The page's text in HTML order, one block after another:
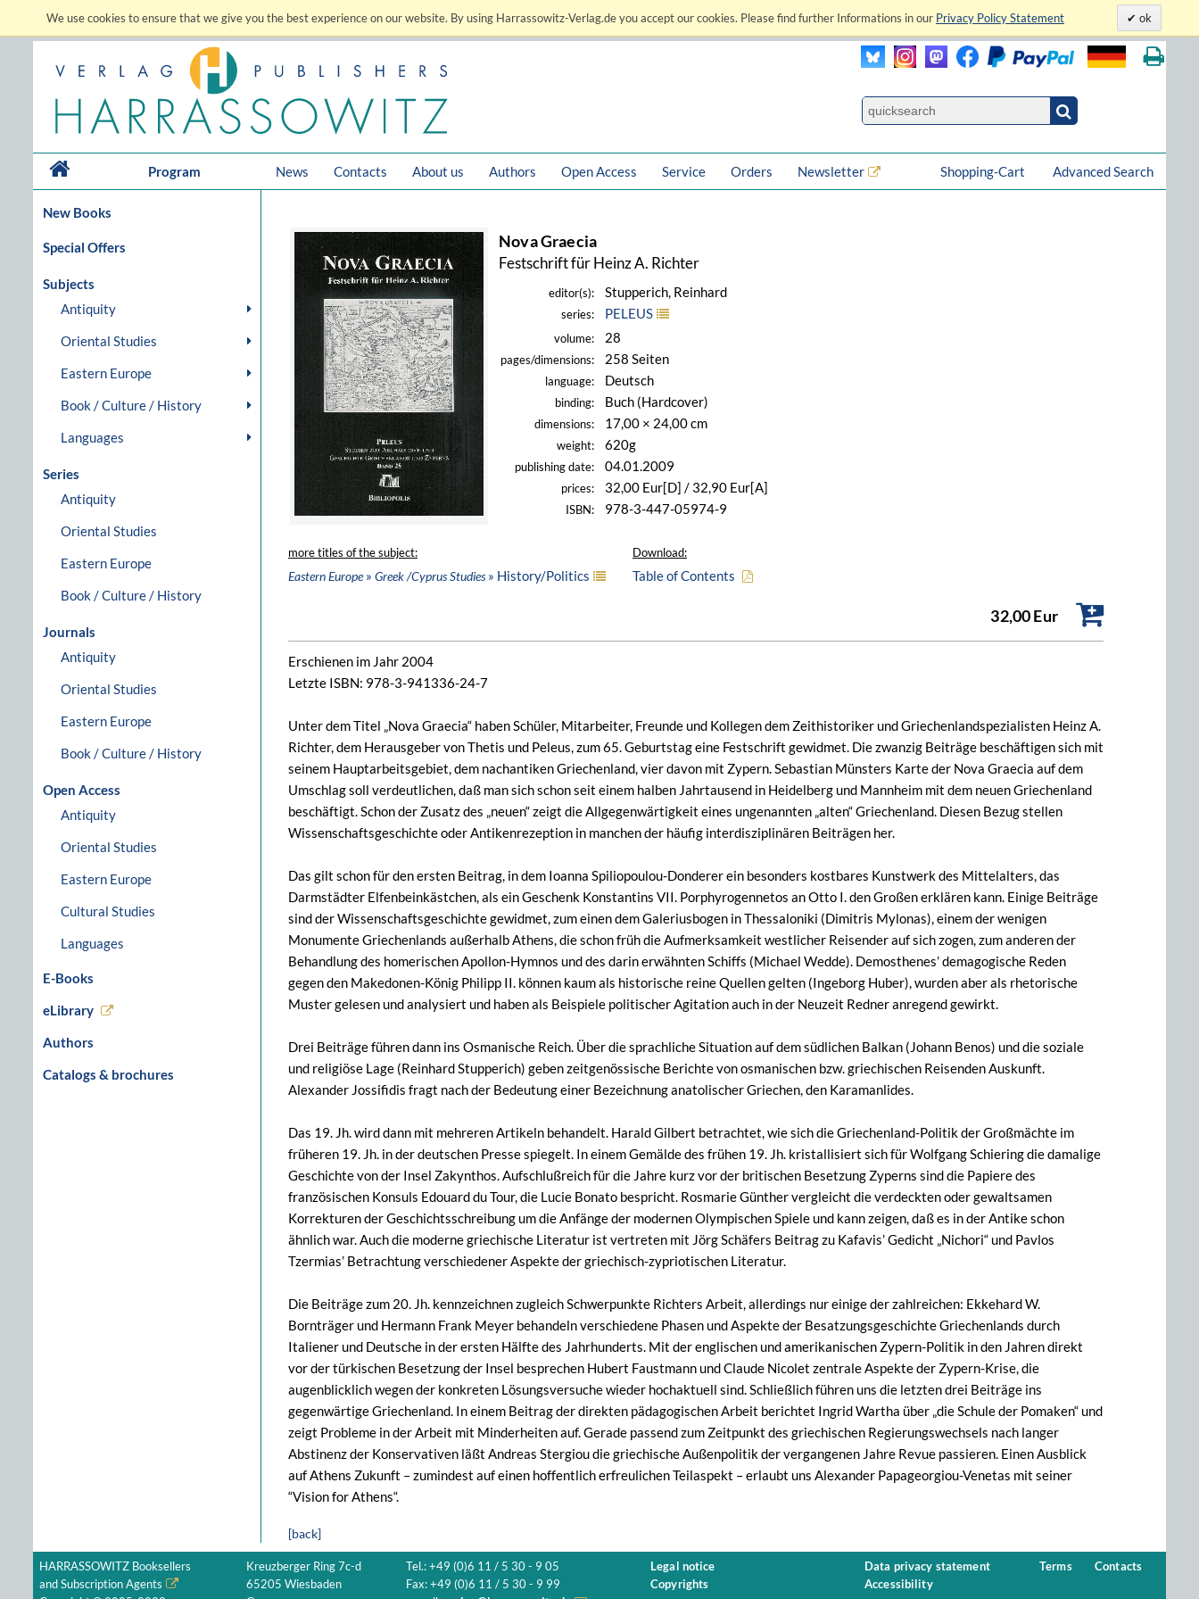
We use cookies to ensure that we give you the best experience on our website. By using Harrassowitz-Verlag.de you accept our cookies. Please find further Informations in our Privacy Policy Statement ok
Program News Contacts About us Authors Open Access Service Orders Newsletter Advanced Search
Shopping-Cart
New Books
Special Offers
Subjects
Antiquity
Oriental Studies
Eastern Europe
Book / Culture / History
Languages
Series
Antiquity
Oriental Studies
Eastern Europe
Book / Culture / History
Journals
Antiquity
Oriental Studies
Eastern Europe
Book / Culture / History
Open Access
Antiquity
Oriental Studies
Eastern Europe
Cultural Studies
Languages
E-Books
eLibrary
Authors
Catalogs & brochures
Nova Graecia
Festschrift für Heinz A. Richter
editor(s): Stupperich, Reinhard
series: PELEUS
volume: 28
pages/dimensions: 258 Seiten
language: Deutsch
binding: Buch (Hardcover)
dimensions: 17,00 × 24,00 cm
weight: 620g
publishing date: 04.01.2009
prices: 32,00 Eur[D] / 32,90 Eur[A]
ISBN: 978-3-447-05974-9
more titles of the subject:
Eastern Europe» Greek /Cyprus Studies» History/Politics
Download:
Table of Contents
32,00 Eur
Erschienen im Jahr 2004
Letzte ISBN: 978-3-941336-24-7
Unter dem Titel „Nova Graecia“ haben Schüler, Mitarbeiter, Freunde und Kollegen dem Zeithistoriker und Griechenlandspezialisten Heinz A.
Richter, dem Herausgeber von Thetis und Peleus, zum 65. Geburtstag eine Festschrift gewidmet. Die zwanzig Beiträge beschäftigen sich mit
seinem Hauptarbeitsgebiet, dem nachantiken Griechenland, vier davon mit Zypern. Sebastian Münsters Karte der Nova Graecia auf dem
Umschlag soll verdeutlichen, daß man sich schon seit einem halben Jahrtausend in Heidelberg und Mannheim mit dem neuen Griechenland
beschäftigt. Schon der Zusatz des „neuen“ zeigt die Allgegenwärtigkeit eines ungenannten „alten“ Griechenland. Diesen Bezug stellen
Wissenschaftsgeschichte oder Antikenrezeption in manchen der häufig interdisziplinären Beiträgen her.
Das gilt schon für den ersten Beitrag, in dem Ioanna Spiliopoulou-Donderer ein besonders kostbares Kunstwerk des Mittelalters, das
Darmstädter Elfenbeinkästchen, als ein Geschenk Konstantins VII. Porphyrogennetos an Otto I. den Großen erklären kann. Einige Beiträge
sind der Wissenschaftsgeschichte gewidmet, zum einen dem Galeriusbogen in Thessaloniki (Dimitris Mylonas), einem der wenigen
Monumente Griechenlands außerhalb Athens, die schon früh die Aufmerksamkeit westlicher Reisender auf sich zogen, zum anderen der
Behandlung des homerischen Apollon-Hymnos und des darin erwähnten Schiffs (Michael Wedde). Demosthenes’ demagogische Reden
gegen den Makedonen-König Philipp II. können kaum als historische reine Quellen gelten (Ingeborg Huber), wurden aber als rhetorische
Muster gelesen und analysiert und haben als Beispiele politischer Agitation auch in der Neuzeit Redner anregend gewirkt.
Drei Beiträge führen dann ins Osmanische Reich. Über die sprachliche Situation auf dem südlichen Balkan (Johann Benos) und die soziale
und religiöse Lage (Reinhard Stupperich) geben zeitgenössische Berichte von osmanischen bzw. griechischen Reisenden Auskunft.
Alexander Jossifidis fragt nach der Bedeutung einer Bezeichnung anatolischer Griechen, den Karamanlides.
Das 19. Jh. wird dann mit mehreren Artikeln behandelt. Harald Gilbert betrachtet, wie sich die Griechenland-Politik der Großmächte im
früheren 19. Jh. in der deutschen Presse spiegelt. In einem Gemälde des frühen 19. Jh. kristallisiert sich für Wolfgang Schiering die damalige
Geschichte von der Insel Zakynthos. Aufschlußreich für die Jahre kurz vor der britischen Besetzung Zyperns sind die Papiere des
französischen Konsuls Edouard du Tour, die Lucie Bonato bespricht. Rosmarie Günther vergleicht die verdeckten oder gewaltsamen
Korrekturen der Geschichtsschreibung um die Anfänge der modernen Olympischen Spiele und kann zeigen, daß es in der Antike schon
ähnlich war. Auch die moderne griechische Literatur ist vertreten mit Jörg Schäfers Beitrag zu Kafavis’ Gedicht „Nichori“ und Pavlos
Tzermias’ Betrachtung verschiedener Aspekte der griechisch-zypriotischen Literatur.
Die Beiträge zum 20. Jh. kennzeichnen zugleich Schwerpunkte Richters Arbeit, allerdings nur einige der zahlreichen: Ekkehard W.
Bornträger und Hermann Frank Meyer behandeln verschiedene Phasen und Aspekte der Besatzungsgeschichte Griechenlands durch
Italiener und Deutsche in der ersten Hälfte des Jahrhunderts. Mit der englischen und amerikanischen Zypern-Politik in den Jahren direkt
vor der türkischen Besetzung der Insel besprechen Hubert Faustmann und Claude Nicolet zentrale Aspekte der Zypern-Krise, die
augenblicklich wegen der konkreten Lösungsversuche wieder hochaktuell sind. Schließlich führen uns die letzten drei Beiträge ins
gegenwärtige Griechenland. In einem Beitrag der direkten pädagogischen Arbeit berichtet Ingrid Wartha über „die Schule der Pomaken“ und
zeigt Probleme in der Arbeit mit Minderheiten auf. Gerade passend zum Zeitpunkt des griechischen Regierungswechsels nach langer
Abstinenz der Konservativen läßt Andreas Stergiou die griechische Außenpolitik der vergangenen Jahre Revue passieren. Einen Ausblick
auf Athens Zukunft – zumindest auf einen hoffentlich erfreulichen Teilaspekt – erlaubt uns Alexander Papageorgiou-Venetas mit seiner
“Vision for Athens“.
[back]
HARRASSOWITZ Booksellers
and Subscription Agents
Kreuzberger Ring 7c-d
65205 Wiesbaden
Tel.: +49 (0)6 11 / 5 30 - 9 05
Fax: +49 (0)6 11 / 5 30 - 9 99
Legal notice
Copyrights
Data privacy statement
Accessibility
Terms Contacts